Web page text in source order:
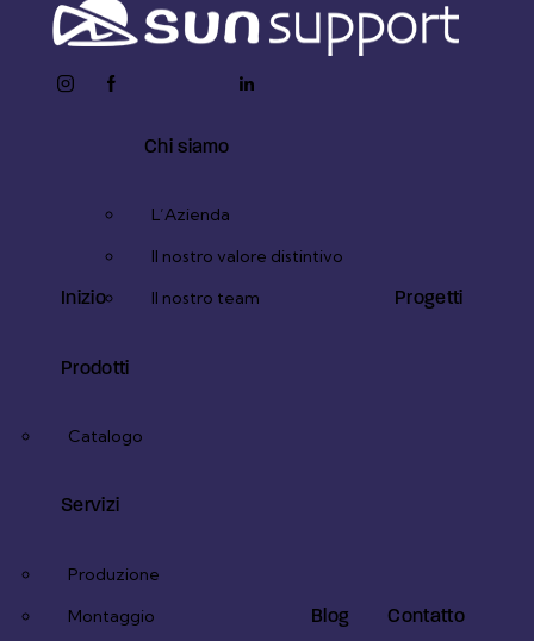
instagramfacebook- youtube2
linkedin
Inizio
Chi siamo
L’Azienda
Il nostro valore distintivo
Il nostro team
Progetti
Prodotti
Catalogo
Servizi
Produzione
Montaggio
Blog Contatto